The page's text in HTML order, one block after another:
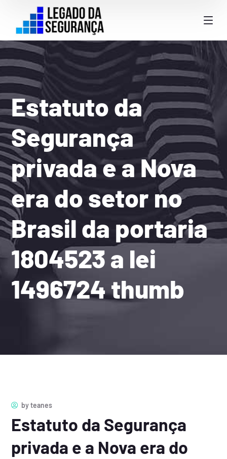
Estatuto da
Segurança
privada e a Nova
era do setor no
Brasil da portaria
1804523 a lei
1496724 thumb
byteanes
Estatuto da Segurança
privada e a Nova era do